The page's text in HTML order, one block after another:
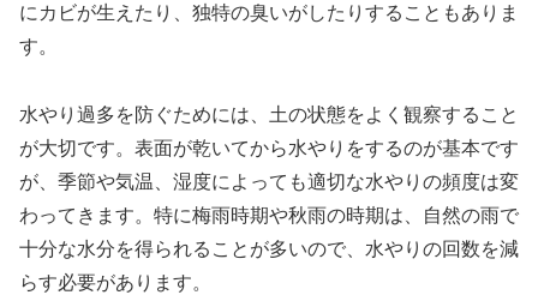
にカビが生えたり、独特の臭いがしたりすることもありま
す。
水やり過多を防ぐためには、土の状態をよく観察すること
が大切です。表面が乾いてから水やりをするのが基本です
が、季節や気温、湿度によっても適切な水やりの頻度は変
わってきます。特に梅雨時期や秋雨の時期は、自然の雨で
十分な水分を得られることが多いので、水やりの回数を減
らす必要があります。